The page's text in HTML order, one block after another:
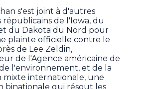
s'est joint à d'autres
républicains de l'Iowa, du
du Dakota du Nord pour
plainte officielle contre le
de Lee Zeldin,
de l'Agence américaine de
l'environnement, et de la
mixte internationale, une
binationale qui résout les